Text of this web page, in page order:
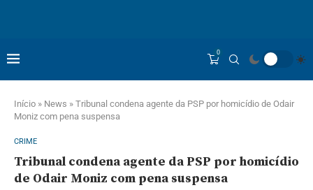
0
Início » News » Tribunal condena agente da PSP por homicídio de Odair
Moniz com pena suspensa
CRIME
Tribunal condena agente da PSP por homicídio
de Odair Moniz com pena suspensa